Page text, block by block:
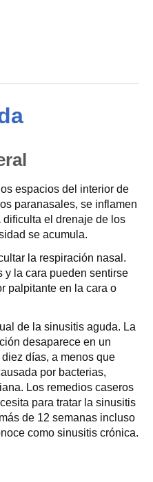
espacios del interior de
paranasales, se inflamen
el drenaje de los
se acumula.
la respiración nasal.
y la cara pueden sentirse
palpitante en la cara o
de la sinusitis aguda. La
desaparece en un
días, a menos que
por bacterias,
Los remedios caseros
para tratar la sinusitis
de 12 semanas incluso
como sinusitis crónica.